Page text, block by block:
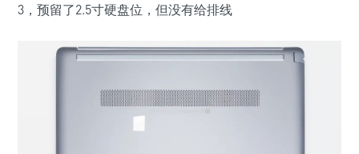
3，预留了2.5寸硬盘位，但没有给排线